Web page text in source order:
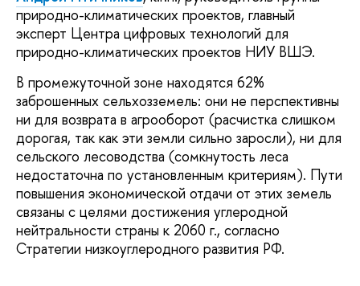
природно-климатических проектов, главный
эксперт Центра цифровых технологий для
природно-климатических проектов НИУ ВШЭ.
В промежуточной зоне находятся 62%
заброшенных сельхозземель: они не перспективны
ни для возврата в агрооборот (расчистка слишком
дорогая, так как эти земли сильно заросли), ни для
сельского лесоводства (сомкнутость леса
недостаточна по установленным критериям). Пути
повышения экономической отдачи от этих земель
связаны с целями достижения углеродной
нейтральности страны к 2060 г., согласно
Стратегии низкоуглеродного развития РФ.